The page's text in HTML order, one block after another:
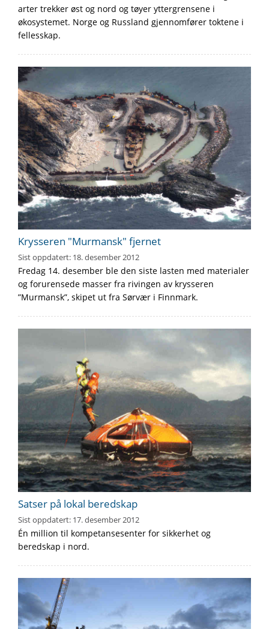
arter trekker øst og nord og tøyer yttergrensene i
økosystemet. Norge og Russland gjennomfører toktene i
fellesskap.
Krysseren "Murmansk" fjernet
Sist oppdatert: 18. desember 2012
Fredag 14. desember ble den siste lasten med materialer
og forurensede masser fra rivingen av krysseren
”Murmansk”, skipet ut fra Sørvær i Finnmark.
Satser på lokal beredskap
Sist oppdatert: 17. desember 2012
Én million til kompetansesenter for sikkerhet og
beredskap i nord.